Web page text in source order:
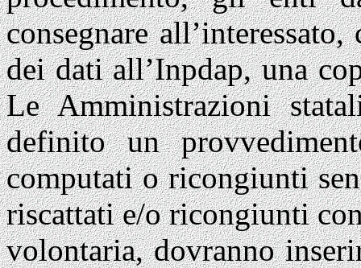
consegnare
dei dati all’Inpdap, una
Le Amministrazioni
definito un
computati o ricongiunti
riscattati e/o ricongiunti
volontaria, dovranno